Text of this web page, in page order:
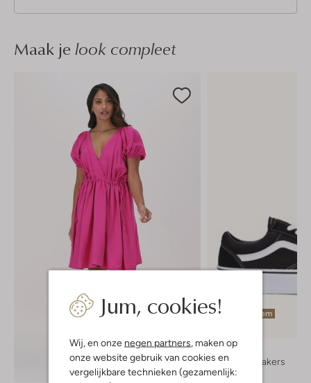
Jum, cookies!
Wij, en onze negen partners, maken op
onze website gebruik van cookies en
vergelijkbare technieken (gezamenlijk:
Maak je look compleet
Ontdek de look
Laatste item
Vans
Lage sneakers
€ 99,99